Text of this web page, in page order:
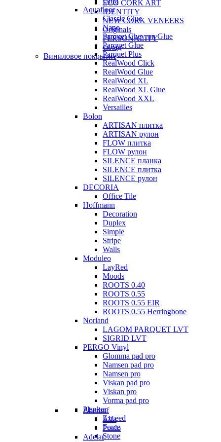
ECO CORK ART
IDENTITY
NEW CORK VENEERS
Originals
PERSONALITY
склад
Виниловое покрытие
Aquafloor
Classic Glue
Nano
Parquet Chevron Glue
Parquet Glue
Parquet Plus
RealWood Click
RealWood Glue
RealWood XL
RealWood XL Glue
RealWood XXL
Versailles
Bolon
ARTISAN плитка
ARTISAN рулон
FLOW плитка
FLOW рулон
SILENCE планка
SILENCE плитка
SILENCE рулон
DECORIA
Office Tile
Hoffmann
Decoration
Duplex
Simple
Stripe
Walls
Moduleo
LayRed
Moods
ROOTS 0.40
ROOTS 0.55
ROOTS 0.55 EIR
ROOTS 0.55 Herringbone
Norland
LAGOM PARQUET LVT
SIGRID LVT
PERGO Vinyl
Glomma pad pro
Namsen pad pro
Namsen pro
Viskan pad pro
Viskan pro
Vorma pad pro
Planker
Exceed
Force
Stone
Aberhof
Alfa
Prado
Adelar